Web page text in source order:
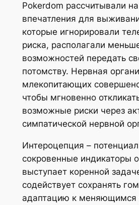
Pokerdom рассчитывали
впечатления для
которые игнорировали
риска, располагали
возможностей передать
потомству. Нервная
млекопитающих
чтобы мгновенно
возможные риски через
симпатической нервной
Интероцепция –
сокровенные индикаторы
выступает коренной
содействует сохранять
адаптацию к меняющимся